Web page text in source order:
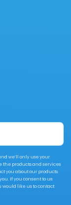
we’ll only use your
the products and services
you about our products
If you consent to us
would like us to contact